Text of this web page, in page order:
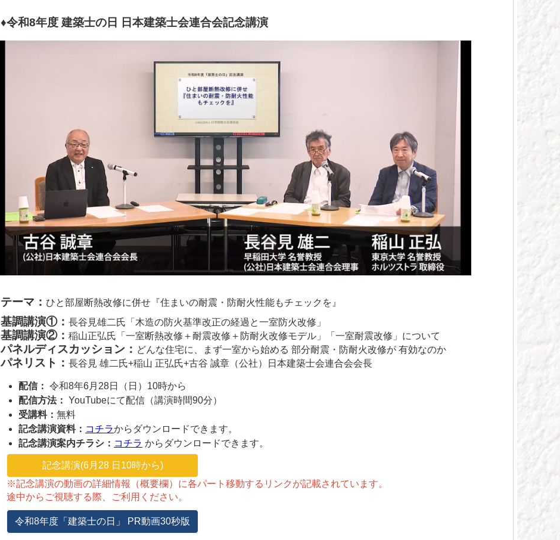
♦令和8年度 建築士の日 日本建築士会連合会記念講演
テーマ： ひと部屋断熱改修に併せ『住まいの耐震・防耐火性能もチェックを』
基調講演①： 長谷見雄二氏「木造の防火基準改正の経過と一室防火改修」
基調講演②： 稲山正弘氏「一室断熱改修＋耐震改修＋防耐火改修モデル」「一室耐震改修」について
パネルディスカッション： どんな住宅に、まず一室から始める 部分耐震・防耐火改修が 有効なのか
パネリスト： 長谷見 雄二氏+稲山 正弘氏+古谷 誠章（公社）日本建築士会連合会会長
配信： 令和8年6月28日（日）10時から
配信方法： YouTubeにて配信（講演時間90分）
受講料： 無料
記念講演資料： コチラからダウンロードできます。
記念講演案内チラシ： コチラ からダウンロードできます。
記念講演(6月28 日10時から)
※記念講演の動画の詳細情報（概要欄）に各パート移動するリンクが記載されています。
途中からご視聴する際、ご利用ください。
令和8年度「建築士の日」 PR動画30秒版